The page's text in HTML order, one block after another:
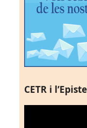
CETR i